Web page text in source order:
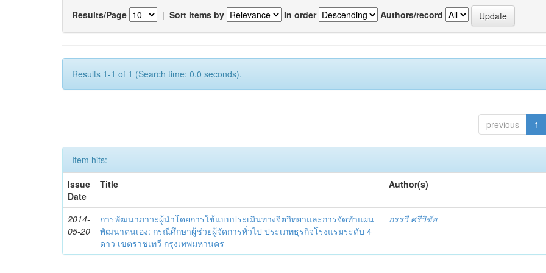
Results/Page | Sort items by In order Authors/record
Results 1-1 of 1 (Search time: 0.0 seconds).
previous 1
Item hits:
Issue
Date
Title Author(s)
2014-
05-20
การพัฒนาภาวะผู้นำโดยการใช้แบบประเมินทางจิตวิทยาและการจัดทำแผน
พัฒนาตนเอง: กรณีศึกษาผู้ช่วยผู้จัดการทั่วไป ประเภทธุรกิจโรงแรมระดับ 4
ดาว เขตราชเทวี กรุงเทพมหานคร
กรรวี ศรีวิชัย